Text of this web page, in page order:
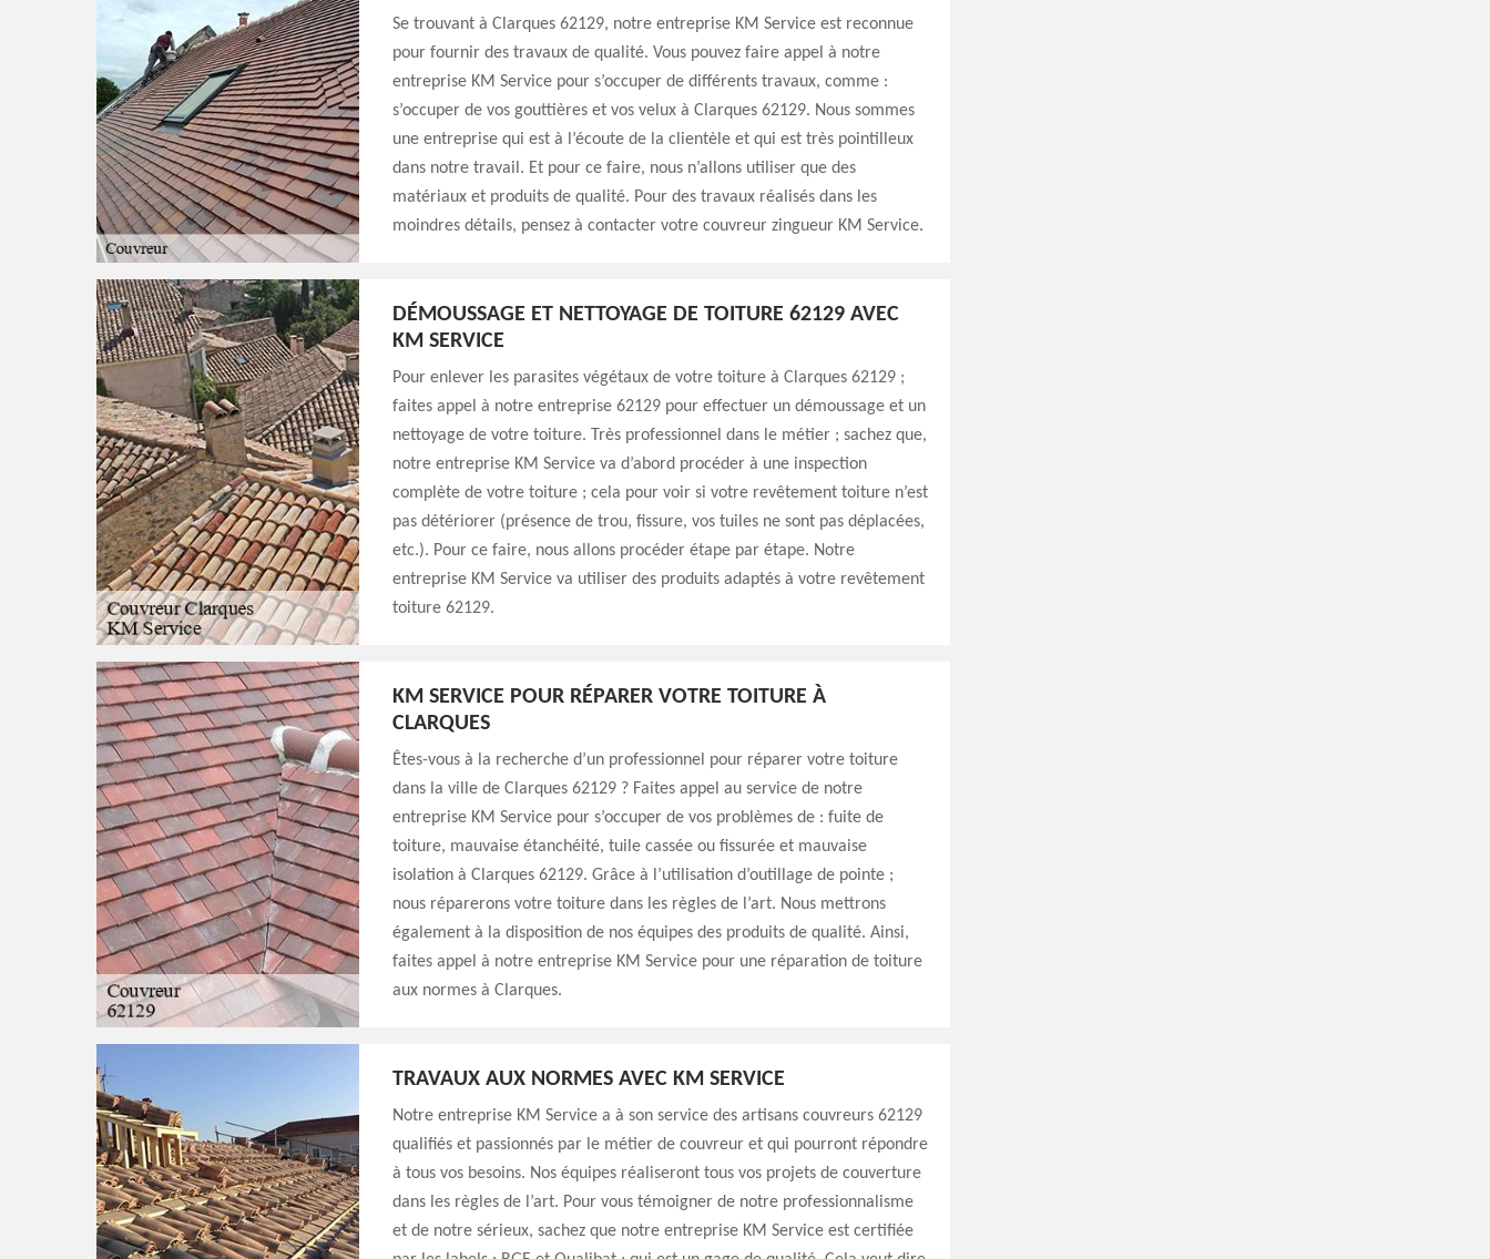
Se trouvant à Clarques 62129, notre entreprise KM Service est reconnue
pour fournir des travaux de qualité. Vous pouvez faire appel à notre
entreprise KM Service pour s’occuper de différents travaux, comme :
s’occuper de vos gouttières et vos velux à Clarques 62129. Nous sommes
une entreprise qui est à l’écoute de la clientèle et qui est très pointilleux
dans notre travail. Et pour ce faire, nous n’allons utiliser que des
matériaux et produits de qualité. Pour des travaux réalisés dans les
moindres détails, pensez à contacter votre couvreur zingueur KM Service.
DÉMOUSSAGE ET NETTOYAGE DE TOITURE 62129 AVEC
KM SERVICE
Pour enlever les parasites végétaux de votre toiture à Clarques 62129 ;
faites appel à notre entreprise 62129 pour effectuer un démoussage et un
nettoyage de votre toiture. Très professionnel dans le métier ; sachez que,
notre entreprise KM Service va d’abord procéder à une inspection
complète de votre toiture ; cela pour voir si votre revêtement toiture n’est
pas détériorer (présence de trou, fissure, vos tuiles ne sont pas déplacées,
etc.). Pour ce faire, nous allons procéder étape par étape. Notre
entreprise KM Service va utiliser des produits adaptés à votre revêtement
toiture 62129.
KM SERVICE POUR RÉPARER VOTRE TOITURE À
CLARQUES
Êtes-vous à la recherche d’un professionnel pour réparer votre toiture
dans la ville de Clarques 62129 ? Faites appel au service de notre
entreprise KM Service pour s’occuper de vos problèmes de : fuite de
toiture, mauvaise étanchéité, tuile cassée ou fissurée et mauvaise
isolation à Clarques 62129. Grâce à l’utilisation d’outillage de pointe ;
nous réparerons votre toiture dans les règles de l’art. Nous mettrons
également à la disposition de nos équipes des produits de qualité. Ainsi,
faites appel à notre entreprise KM Service pour une réparation de toiture
aux normes à Clarques.
TRAVAUX AUX NORMES AVEC KM SERVICE
Notre entreprise KM Service a à son service des artisans couvreurs 62129
qualifiés et passionnés par le métier de couvreur et qui pourront répondre
à tous vos besoins. Nos équipes réaliseront tous vos projets de couverture
dans les règles de l’art. Pour vous témoigner de notre professionnalisme
et de notre sérieux, sachez que notre entreprise KM Service est certifiée